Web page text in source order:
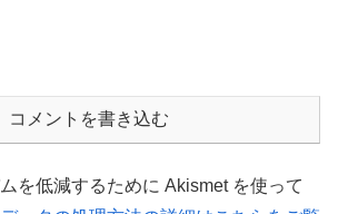
コメントを書き込む
を低減するために Akismet を使って